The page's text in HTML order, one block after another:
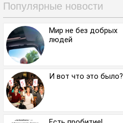
Популярные новости
Мир не без добрых
людей
И вот что это было?